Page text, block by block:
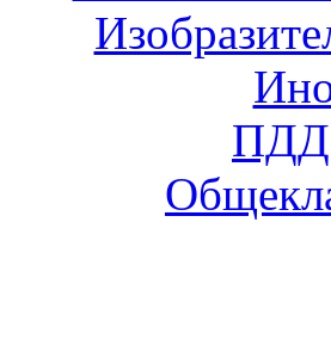
ПДД